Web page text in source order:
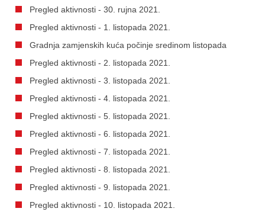
Pregled aktivnosti - 30. rujna 2021.
Pregled aktivnosti - 1. listopada 2021.
Gradnja zamjenskih kuća počinje sredinom listopada
Pregled aktivnosti - 2. listopada 2021.
Pregled aktivnosti - 3. listopada 2021.
Pregled aktivnosti - 4. listopada 2021.
Pregled aktivnosti - 5. listopada 2021.
Pregled aktivnosti - 6. listopada 2021.
Pregled aktivnosti - 7. listopada 2021.
Pregled aktivnosti - 8. listopada 2021.
Pregled aktivnosti - 9. listopada 2021.
Pregled aktivnosti - 10. listopada 2021.